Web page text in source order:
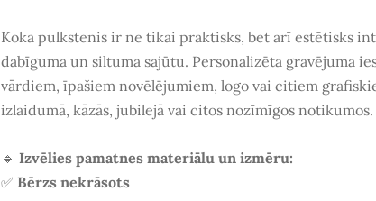
Koka pulkstenis ir ne tikai praktisks, bet arī estētisks
dabīguma un siltuma sajūtu. Personalizēta gravējuma
vārdiem, īpašiem novēlējumiem, logo vai citiem
izlaidumā, kāzās, jubilejā vai citos nozīmīgos notikumos.
🔹 Izvēlies pamatnes materiālu un izmēru:
✅ Bērzs nekrāsots